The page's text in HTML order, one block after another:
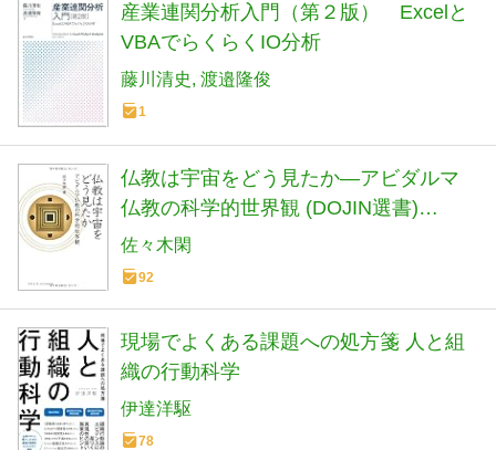
産業連関分析入門（第２版） Excelと
VBAでらくらくIO分析
藤川清史 渡邉隆俊
1
仏教は宇宙をどう見たか―アビダルマ
仏教の科学的世界観 (DOJIN選書)
(DOJIN選書 50)
佐々木閑
92
現場でよくある課題への処方箋 人と組
織の行動科学
伊達洋駆
78